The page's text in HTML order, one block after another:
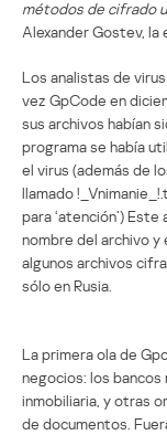
métodos de cifrado
Alexander Gostev, la
Los analistas de
vez GpCode en
sus archivos habían
programa se había
el virus (además de
llamado
para ‘atención’)
nombre del archivo
algunos archivos
sólo en Rusia.
La primera ola de
negocios: los bancos
inmobiliaria, y otras
de documentos.